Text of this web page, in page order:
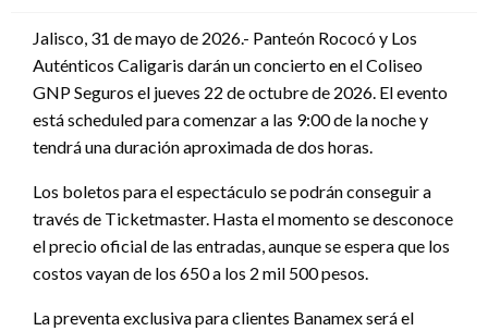
Jalisco, 31 de mayo de 2026.- Panteón Rococó y Los
Auténticos Caligaris darán un concierto en el Coliseo
GNP Seguros el jueves 22 de octubre de 2026. El evento
está scheduled para comenzar a las 9:00 de la noche y
tendrá una duración aproximada de dos horas.
Los boletos para el espectáculo se podrán conseguir a
través de Ticketmaster. Hasta el momento se desconoce
el precio oficial de las entradas, aunque se espera que los
costos vayan de los 650 a los 2 mil 500 pesos.
La preventa exclusiva para clientes Banamex será el